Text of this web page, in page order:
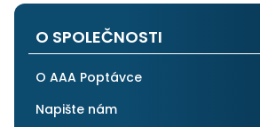
O SPOLEČNOSTI
O AAA Poptávce
Napište nám